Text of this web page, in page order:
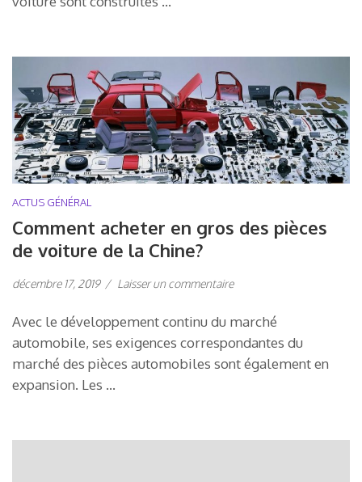
ACTUS GÉNÉRAL
Comment acheter en gros des pièces
de voiture de la Chine?
décembre 17, 2019 / Laisser un commentaire
Avec le développement continu du marché
automobile, ses exigences correspondantes du
marché des pièces automobiles sont également en
expansion. Les …